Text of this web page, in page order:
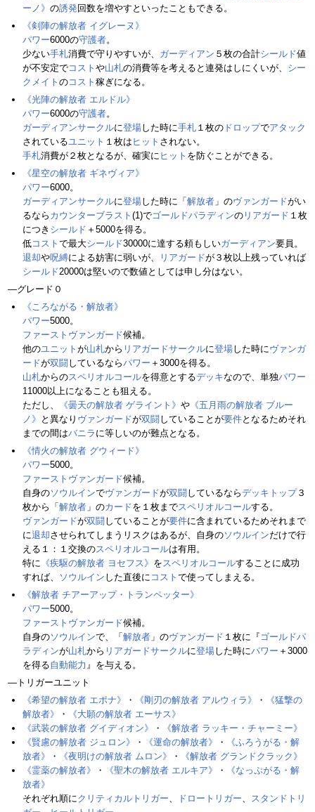
ーノ》 の誘発 回数を増やすといったこともできる。
《剣陣の解放者 イグレーヌ》
パワー6000の守護者。
少ない手札消費で守りやすいが、 ガーディアン ５枚の合計シールド値
が不安定でコスト や山札の消費等を考えると連発はしにくいが、 シー
クメイト のコスト 稼ぎになる。
《光陣の解放者 エルドル》
パワー6000の守護者。
ガーディアンサークルに登場した時に手札 １枚の ドロップでアタック
されているユニット １枚は ヒット されない。
手札消費が２枚となるが、確実に ヒット を防ぐことができる。
《星空の解放者 ギネヴィア》
パワー6000。
ガーディアンサークルに登場した時に「 解放者 」のヴァンガードがい
るなら カウンターブラスト (1)でゴールドパラディンの リアガード １枚
につき シールド ＋5000を得る。
低コスト で最大シールド30000に達する頼もしいガーディアン要員。
退却や呪縛による妨害に弱いが、 リアガードが３枚以上残っていれば
シールド20000は堅いので数値としては申し分はない。
―グレード０
《ころながる・解放者》
パワー5000。
ファーストヴァンガード候補。
他のユニット が山札から リアガードサークルに登場した時にヴァンガ
ードが双闘 しているならパワー ＋3000を得る。
山札からのスペリオルコールを得意とするデッキなので、単独パワー
11000以上になることも狙える。
ただし、
《曇天の解放者 ゲライント》 や 《五月雨の解放者 ブルー
ノ》 と異なり ヴァンガードが双闘 していることが要件となるためそれ
までの間はバニラ に等しいのが難点となる。
《情火の解放者 グウィード》
パワー5000。
ファーストヴァンガード候補。
自身のソウルインでヴァンガードが双闘 しているならデッキトップ３
枚から「 解放者 」のカードを１枚までスペリオルコールする。
ヴァンガードが双闘 していることが要件に含まれているためそれまで
に退却させられてしまうリスクはあるが、自身のソウルインだけで行
える１：１交換のスペリオルコールは有用。
特に 《疾駆の解放者 ヨセフス》 を スペリオルコールすることに成功
すれば、
ソウルイン した直後に コスト で使ってしまえる。
《解放者 チアーアップ・トランペッター》
パワー5000。
ファーストヴァンガード候補。
自身のソウルインで、「 解放者 」のヴァンガード １枚に『 ゴールドパ
ラディンが山札から リアガードサークルに登場した時にパワー ＋3000
を得る自動能力 』を与える。
―トリガーユニット
《希望の解放者 エポナ》
・ 《剛刃の解放者 アルウィラ》 ・
《猛撃の
解放者》
・
《大願の解放者 エーサス》
《武装の解放者 グイディオン》
・
《解放者 ラッキー・チャーミー》
《賢慮の解放者 ジュロン》
・ 《運命の解放者》 ・
《ふろうがる・解
放者》
・ 《夜明けの解放者 ムロン》 ・
《解放者 グランドクラック》
《霊薬の解放者》
・ 《聖木の解放者 エルキア》 ・
《なっぷがる・解
放者》
それぞれ順にクリティカルトリガー ドロートリガー
スタンドトリ